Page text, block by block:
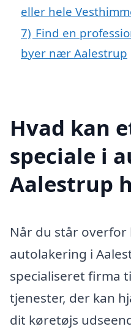
eller hele
7) Find en
byer nær Aalestrup
Hvad kan
speciale i
Aalestrup
Når du står
autolakering i
specialiseret firma
tjenester, der kan
dit køretøjs